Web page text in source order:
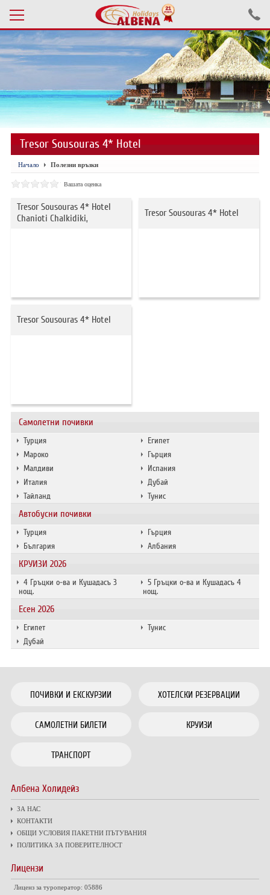
Проверка на резервация
ПОЧИВКИ С АВТОБУС 2026
ПОЧИВКИ СЪС САМОЛЕТ
ЕКСКУРЗИИ САМОЛЕТ
ЕКСКУРЗИИ АВТОБУС
ХОТЕЛИ В ТУРЦИЯ
НОВА ГОДИНА 2027
ОБЩИ УСЛОВИЯ ПАКЕТНИ
ПЪТУВАНИЯ
Самолетни почивки
Турция
Египет
Мароко
Гърция
Малдиви
Испания
Италия
Дубай
Тайланд
Тунис
Автобусни почивки
Турция
Гърция
България
Албания
КРУИЗИ 2026
4 Гръцки о-ва и Кушадасъ 3
нощ.
5 Гръцки о-ва и Кушадасъ 4
нощ.
Есен 2026
Египет
Тунис
Дубай
Tresor Sousouras 4* Hotel
Начало Полезни връзки
Вашата оценка
Tresor Sousouras 4* Hotel
Chanioti Chalkidiki,
Tresor Sousouras 4* Hotel
Tresor Sousouras 4* Hotel
ПОЧИВКИ И ЕКСКУРЗИИ ХОТЕЛСКИ РЕЗЕРВАЦИИ
САМОЛЕТНИ БИЛЕТИ КРУИЗИ
ТРАНСПОРТ
Албена Холидейз
ЗА НАС
КОНТАКТИ
ОБЩИ УСЛОВИЯ ПАКЕТНИ ПЪТУВАНИЯ
ПОЛИТИКА ЗА ПОВЕРИТЕЛНОСТ
Лицензи
Лиценз за туроператор: 05886